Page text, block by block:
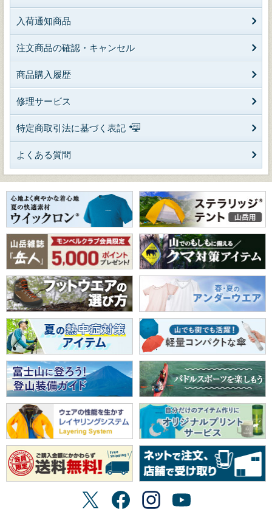
入荷通知商品
注文商品の確認・キャンセル
商品購入履歴
修理サービス
特定商取引法に基づく表記
よくある質問